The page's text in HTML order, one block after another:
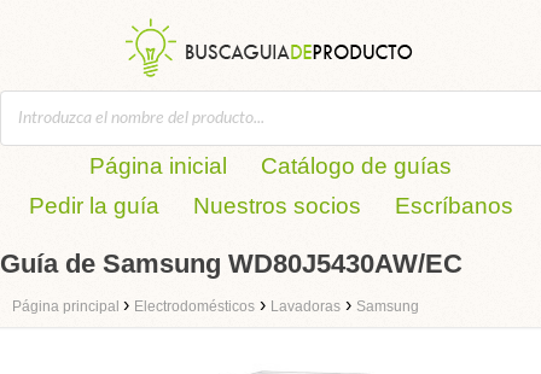
Página inicial
Catálogo de guías
Pedir la guía
Nuestros socios Escríbanos
Guía de Samsung WD80J5430AW/EC
Página principal › Electrodomésticos › Lavadoras › Samsung